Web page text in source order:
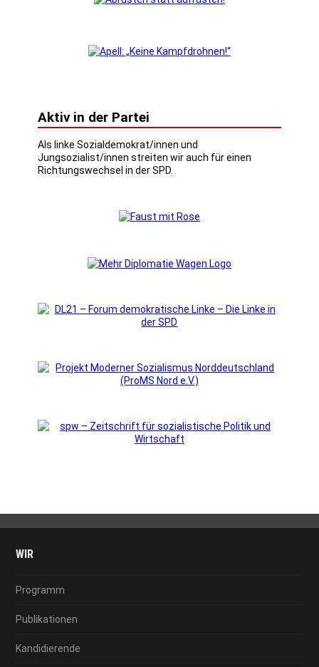
Aktiv in der Partei
Als linke Sozialdemokrat/innen und
Jungsozialist/innen streiten wir auch für einen
Richtungswechsel in der SPD.
WIR
Programm
Publikationen
Kandidierende